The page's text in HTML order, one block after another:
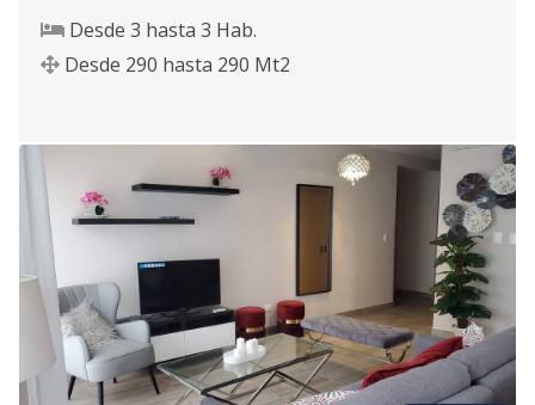
Desde 3 hasta 3 Hab.
Desde 290 hasta 290 Mt2